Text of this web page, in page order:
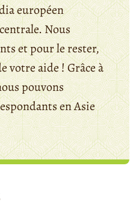
européen
Nous
et pour le rester,
votre aide ! Grâce à
pouvons
en Asie